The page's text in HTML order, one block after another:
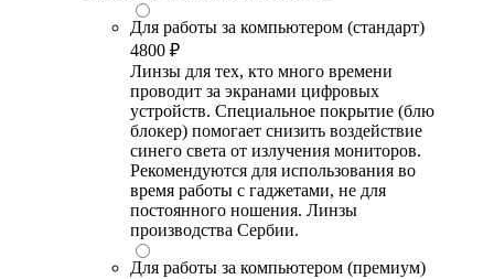
Для работы за компьютером (стандарт)
4800 ₽
Линзы для тех, кто много времени
проводит за экранами цифровых
устройств. Специальное покрытие (блю
блокер) помогает снизить воздействие
синего света от излучения мониторов.
Рекомендуются для использования во
время работы с гаджетами, не для
постоянного ношения. Линзы
производства Сербии.
Для работы за компьютером (премиум)